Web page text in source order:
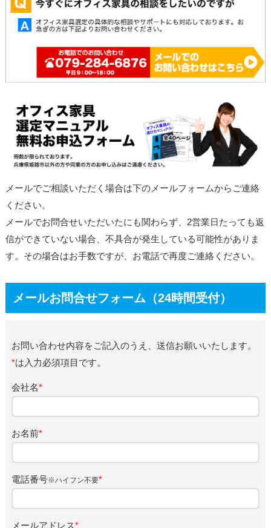
メールでご相談いただく場合は下のメールフォームからご連絡
ください。
メールでお問合せいただいたにも関わらず、2営業日たっても返
信ができていない場合、不具合が発生している可能性がありま
す。その場合はお手数ですが、お電話で再度ご連絡ください。
メールお問合せフォーム（24時間受付）
お問い合わせ内容をご記入のうえ、送信お願いいたします。
*は入力必須項目です。
会社名*
お名前*
電話番号※ハイフン不要*
メールアドレス*